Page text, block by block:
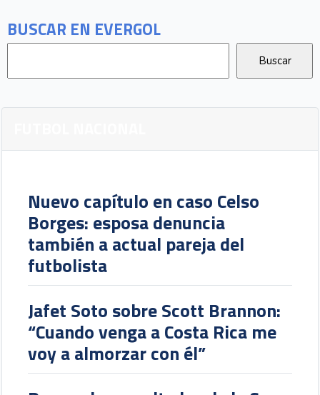
BUSCAR EN EVERGOL
Nuevo capítulo en caso Celso
Borges: esposa denuncia
también a actual pareja del
futbolista
Jafet Soto sobre Scott Brannon:
“Cuando venga a Costa Rica me
voy a almorzar con él”